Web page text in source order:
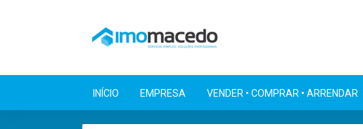
INÍCIO EMPRESA VENDER • COMPRAR • ARRENDAR